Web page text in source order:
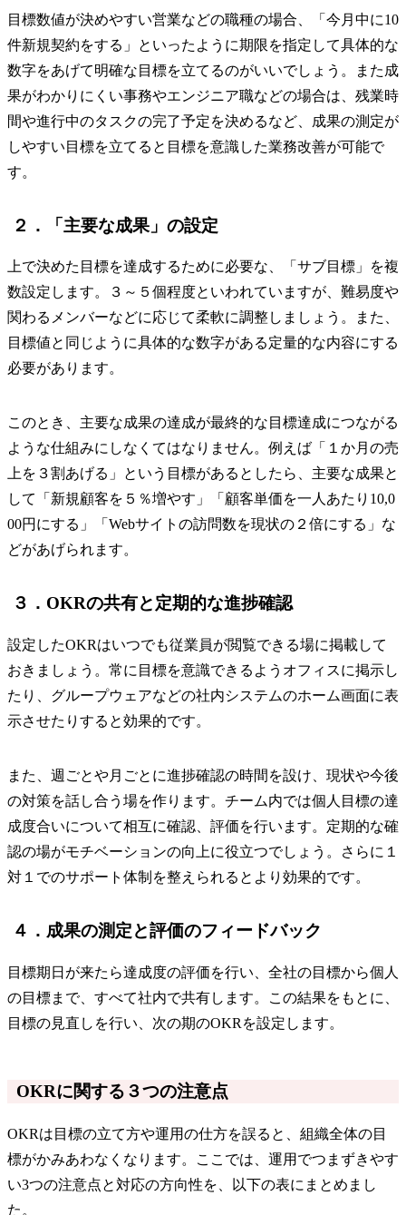
目標数値が決めやすい営業などの職種の場合、「今月中に10
件新規契約をする」といったように期限を指定して具体的な
数字をあげて明確な目標を立てるのがいいでしょう。また成
果がわかりにくい事務やエンジニア職などの場合は、残業時
間や進行中のタスクの完了予定を決めるなど、成果の測定が
しやすい目標を立てると目標を意識した業務改善が可能で
す。
２．「主要な成果」の設定
上で決めた目標を達成するために必要な、「サブ目標」を複
数設定します。３～５個程度といわれていますが、難易度や
関わるメンバーなどに応じて柔軟に調整しましょう。また、
目標値と同じように具体的な数字がある定量的な内容にする
必要があります。
このとき、主要な成果の達成が最終的な目標達成につながる
ような仕組みにしなくてはなりません。例えば「１か月の売
上を３割あげる」という目標があるとしたら、主要な成果と
して「新規顧客を５％増やす」「顧客単価を一人あたり10,0
00円にする」「Webサイトの訪問数を現状の２倍にする」な
どがあげられます。
３．OKRの共有と定期的な進捗確認
設定したOKRはいつでも従業員が閲覧できる場に掲載して
おきましょう。常に目標を意識できるようオフィスに掲示し
たり、グループウェアなどの社内システムのホーム画面に表
示させたりすると効果的です。
また、週ごとや月ごとに進捗確認の時間を設け、現状や今後
の対策を話し合う場を作ります。チーム内では個人目標の達
成度合いについて相互に確認、評価を行います。定期的な確
認の場がモチベーションの向上に役立つでしょう。さらに１
対１でのサポート体制を整えられるとより効果的です。
４．成果の測定と評価のフィードバック
目標期日が来たら達成度の評価を行い、全社の目標から個人
の目標まで、すべて社内で共有します。この結果をもとに、
目標の見直しを行い、次の期のOKRを設定します。
OKRに関する３つの注意点
OKRは目標の立て方や運用の仕方を誤ると、組織全体の目
標がかみあわなくなります。ここでは、運用でつまずきやす
い3つの注意点と対応の方向性を、以下の表にまとめまし
た。